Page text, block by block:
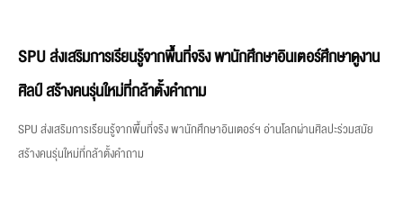
SPU ส่งเสริมการเรียนรู้จากพื้นที่จริง พานักศึกษาอินเตอร์ศึกษาดูงาน
ศิลป์ สร้างคนรุ่นใหม่ที่กล้าตั้งคำถาม
SPU ส่งเสริมการเรียนรู้จากพื้นที่จริง พานักศึกษาอินเตอร์ฯ อ่านโลกผ่านศิลปะร่วมสมัย
สร้างคนรุ่นใหม่ที่กล้าตั้งคำถาม